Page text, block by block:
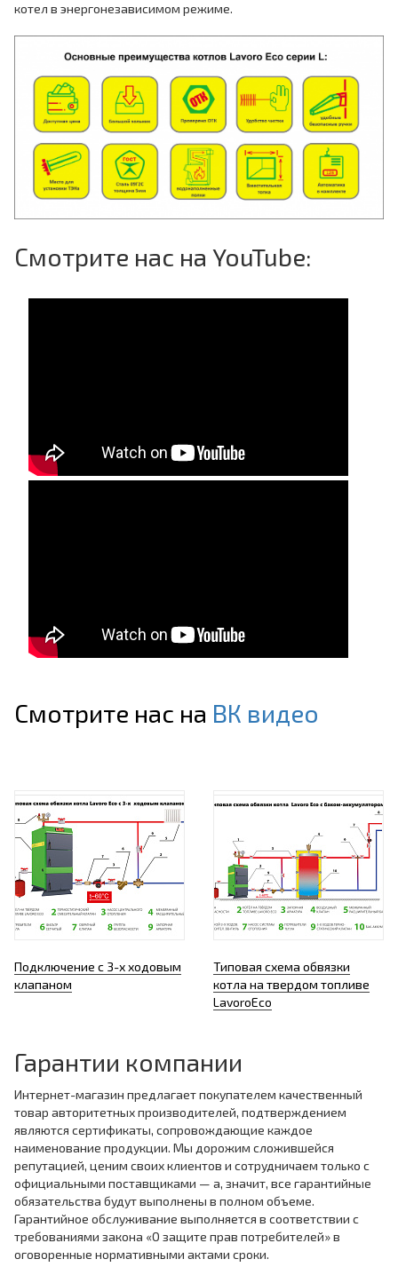
котел в энергонезависимом режиме.
Смотрите нас на YouTube:
Смотрите нас на ВК видео
Подключение с 3-х ходовым
клапаном
Типовая схема обвязки
котла на твердом топливе
LavoroEco
Гарантии компании
Интернет-магазин предлагает покупателем качественный
товар авторитетных производителей, подтверждением
являются сертификаты, сопровождающие каждое
наименование продукции. Мы дорожим сложившейся
репутацией, ценим своих клиентов и сотрудничаем только с
официальными поставщиками — а, значит, все гарантийные
обязательства будут выполнены в полном объеме.
Гарантийное обслуживание выполняется в соответствии с
требованиями закона «О защите прав потребителей» в
оговоренные нормативными актами сроки.